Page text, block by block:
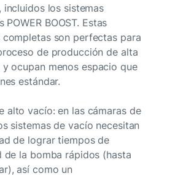
incluidos los sistemas
POWER BOOST. Estas
completas son perfectas para
de producción de alta
ocupan menos espacio que
estándar.
alto vacío: en las cámaras de
sistemas de vacío necesitan
de lograr tiempos de
de la bomba rápidos (hasta
así como un